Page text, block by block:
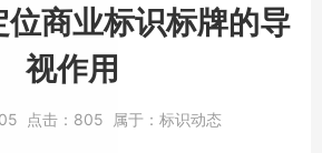
商业标识标牌的导
视作用
点击： 805 属于： 标识动态